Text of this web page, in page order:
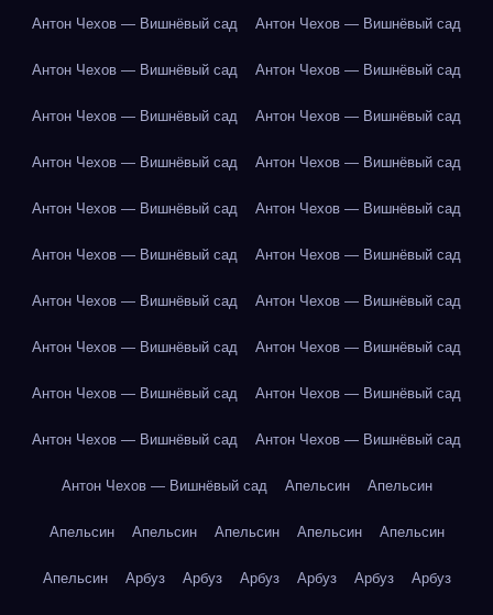
Антон Чехов — Вишнёвый сад Антон Чехов — Вишнёвый сад
Антон Чехов — Вишнёвый сад Антон Чехов — Вишнёвый сад
Антон Чехов — Вишнёвый сад Антон Чехов — Вишнёвый сад
Антон Чехов — Вишнёвый сад Антон Чехов — Вишнёвый сад
Антон Чехов — Вишнёвый сад Антон Чехов — Вишнёвый сад
Антон Чехов — Вишнёвый сад Антон Чехов — Вишнёвый сад
Антон Чехов — Вишнёвый сад Антон Чехов — Вишнёвый сад
Антон Чехов — Вишнёвый сад Антон Чехов — Вишнёвый сад
Антон Чехов — Вишнёвый сад Антон Чехов — Вишнёвый сад
Антон Чехов — Вишнёвый сад Антон Чехов — Вишнёвый сад
Антон Чехов — Вишнёвый сад Апельсин Апельсин
Апельсин Апельсин Апельсин Апельсин Апельсин
Апельсин Арбуз Арбуз Арбуз Арбуз Арбуз Арбуз